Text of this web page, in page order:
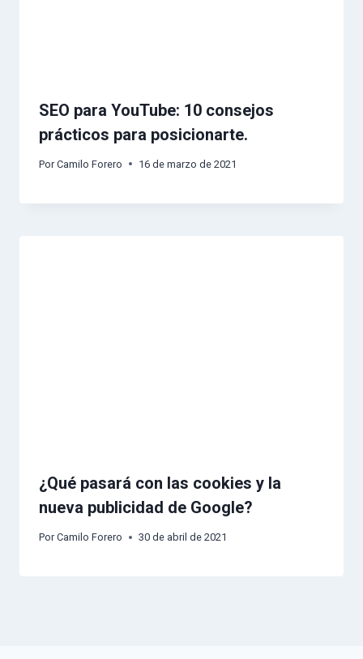
SEO para YouTube: 10 consejos
prácticos para posicionarte.
Por Camilo Forero 16 de marzo de 2021
¿Qué pasará con las cookies y la
nueva publicidad de Google?
Por Camilo Forero 30 de abril de 2021